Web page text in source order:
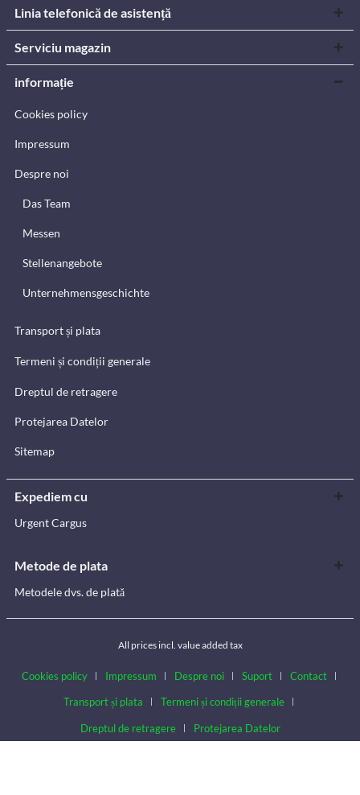
Linia telefonică de asistență
Serviciu magazin
informație
Cookies policy
Impressum
Despre noi
Das Team
Messen
Stellenangebote
Unternehmensgeschichte
Transport și plata
Termeni și condiții generale
Dreptul de retragere
Protejarea Datelor
Sitemap
Expediem cu
Urgent Cargus
Metode de plata
Metodele dvs. de plată
All prices incl. value added tax
Cookies policy Impressum Despre noi Suport
Contact
Transport și plata
Termeni și condiții generale
Dreptul de retragere Protejarea Datelor